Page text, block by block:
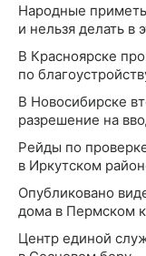
Народные
и нельзя делать в
В Красноярске
по
В Новосибирске
разрешение на
Рейды по
в Иркутском
Опубликовано
дома в Пермском
Центр единой